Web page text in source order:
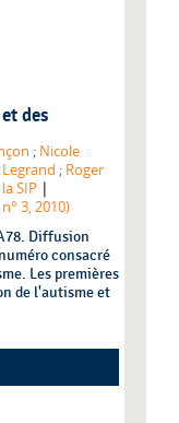
des
; Nicole
; Roger
SIP |
3, 2010)
Diffusion
consacré
Les premières
de l'autisme et